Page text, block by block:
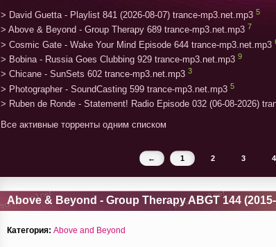
> David Guetta - Playlist 841 (2026-08-07) trance-mp3.net.mp3 5
> Above & Beyond - Group Therapy 689 trance-mp3.net.mp3 7
> Cosmic Gate - Wake Your Mind Episode 644 trance-mp3.net.mp3
> Bobina - Russia Goes Clubbing 929 trance-mp3.net.mp3 9
> Chicane - SunSets 602 trance-mp3.net.mp3 3
> Photographer - SoundCasting 599 trance-mp3.net.mp3 5
> Ruben de Ronde - Statement! Radio Episode 032 (06-08-2026)
Все активные торренты одним списком
← 1 2 3 4
Above & Beyond - Group Therapy ABGT 144
Категория: Above and Beyond